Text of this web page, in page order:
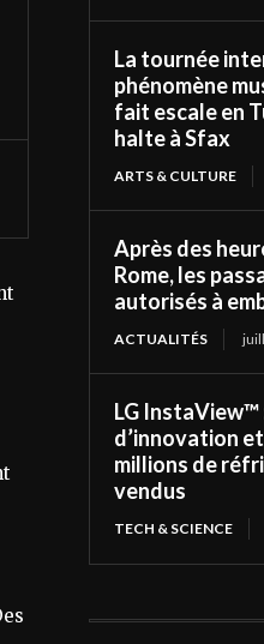
La tournée
phénomène
fait escale en
halte à Sfax
ARTS & CULTURE
Après des
Rome, les
autorisés à
ACTUALITÉS
LG InstaView™
d’innovation
millions de
vendus
TECH & SCIENCE